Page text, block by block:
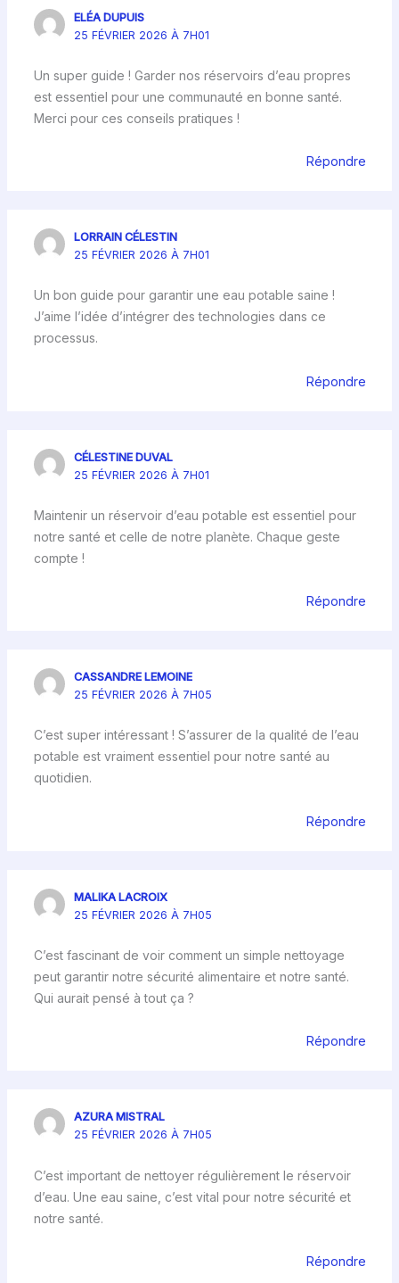
ELÉA DUPUIS
25 FÉVRIER 2026 À 7H01
Un super guide ! Garder nos réservoirs d’eau propres
est essentiel pour une communauté en bonne santé.
Merci pour ces conseils pratiques !
Répondre
LORRAIN CÉLESTIN
25 FÉVRIER 2026 À 7H01
Un bon guide pour garantir une eau potable saine !
J’aime l’idée d’intégrer des technologies dans ce
processus.
Répondre
CÉLESTINE DUVAL
25 FÉVRIER 2026 À 7H01
Maintenir un réservoir d’eau potable est essentiel pour
notre santé et celle de notre planète. Chaque geste
compte !
Répondre
CASSANDRE LEMOINE
25 FÉVRIER 2026 À 7H05
C’est super intéressant ! S’assurer de la qualité de l’eau
potable est vraiment essentiel pour notre santé au
quotidien.
Répondre
MALIKA LACROIX
25 FÉVRIER 2026 À 7H05
C’est fascinant de voir comment un simple nettoyage
peut garantir notre sécurité alimentaire et notre santé.
Qui aurait pensé à tout ça ?
Répondre
AZURA MISTRAL
25 FÉVRIER 2026 À 7H05
C’est important de nettoyer régulièrement le réservoir
d’eau. Une eau saine, c’est vital pour notre sécurité et
notre santé.
Répondre